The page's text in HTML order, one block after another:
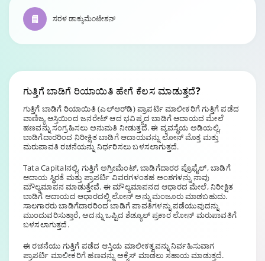
ಸರಳ ಡಾಕ್ಯುಮೆಂಟೇಶನ್
ಗುತ್ತಿಗೆ ಬಾಡಿಗೆ ರಿಯಾಯಿತಿ ಹೇಗೆ ಕೆಲಸ ಮಾಡುತ್ತದೆ?
ಗುತ್ತಿಗೆ ಬಾಡಿಗೆ ರಿಯಾಯಿತಿ (ಎಲ್‌ಆರ್‌ಡಿ) ಪ್ರಾಪರ್ಟಿ ಮಾಲೀಕರಿಗೆ ಗುತ್ತಿಗೆ ಪಡೆದ
ವಾಣಿಜ್ಯ ಆಸ್ತಿಯಿಂದ ಜನರೇಟ್ ಆದ ಭವಿಷ್ಯದ ಬಾಡಿಗೆ ಆದಾಯದ ಮೇಲೆ
ಹಣವನ್ನು ಸಂಗ್ರಹಿಸಲು ಅನುಮತಿ ನೀಡುತ್ತದೆ. ಈ ವ್ಯವಸ್ಥೆಯ ಅಡಿಯಲ್ಲಿ,
ಬಾಡಿಗೆದಾರರಿಂದ ನಿರೀಕ್ಷಿತ ಬಾಡಿಗೆ ಆದಾಯವನ್ನು ಲೋನ್ ಮೊತ್ತ ಮತ್ತು
ಮರುಪಾವತಿ ರಚನೆಯನ್ನು ನಿರ್ಧರಿಸಲು ಬಳಸಲಾಗುತ್ತದೆ.
Tata Capital‌ನಲ್ಲಿ, ಗುತ್ತಿಗೆ ಅಗ್ರೀಮೆಂಟ್, ಬಾಡಿಗೆದಾರರ ಪ್ರೊಫೈಲ್, ಬಾಡಿಗೆ
ಆದಾಯ ಸ್ಥಿರತೆ ಮತ್ತು ಪ್ರಾಪರ್ಟಿ ವಿವರಗಳಂತಹ ಅಂಶಗಳನ್ನು ನಾವು
ಮೌಲ್ಯಮಾಪನ ಮಾಡುತ್ತೇವೆ. ಈ ಮೌಲ್ಯಮಾಪನದ ಆಧಾರದ ಮೇಲೆ, ನಿರೀಕ್ಷಿತ
ಬಾಡಿಗೆ ಆದಾಯದ ಆಧಾರದಲ್ಲಿ ಲೋನ್ ಅನ್ನು ಮಂಜೂರು ಮಾಡಬಹುದು.
ಸಾಲಗಾರರು ಬಾಡಿಗೆದಾರರಿಂದ ಬಾಡಿಗೆ ಪಾವತಿಗಳನ್ನು ಪಡೆಯುವುದನ್ನು
ಮುಂದುವರಿಸುತ್ತಾರೆ, ಅದನ್ನು ಒಪ್ಪಿದ ಶೆಡ್ಯೂಲ್ ಪ್ರಕಾರ ಲೋನ್ ಮರುಪಾವತಿಗೆ
ಬಳಸಲಾಗುತ್ತದೆ.
ಈ ರಚನೆಯು ಗುತ್ತಿಗೆ ಪಡೆದ ಆಸ್ತಿಯ ಮಾಲೀಕತ್ವವನ್ನು ನಿರ್ವಹಿಸುವಾಗ
ಪ್ರಾಪರ್ಟಿ ಮಾಲೀಕರಿಗೆ ಹಣವನ್ನು ಅಕ್ಸೆಸ್ ಮಾಡಲು ಸಹಾಯ ಮಾಡುತ್ತದೆ.